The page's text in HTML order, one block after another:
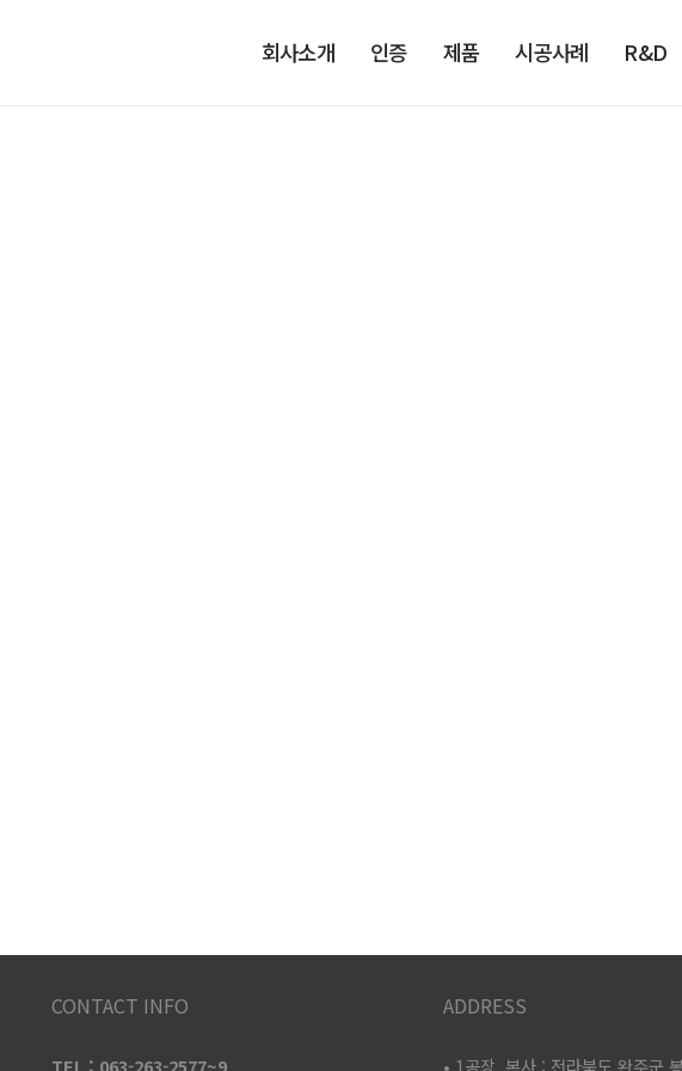
회사소개 인증 제품 시공사례 R&D
CONTACT INFO
TEL : 063-263-2577~9
ADDRESS
• 1공장, 본사 : 전라북도 완주군